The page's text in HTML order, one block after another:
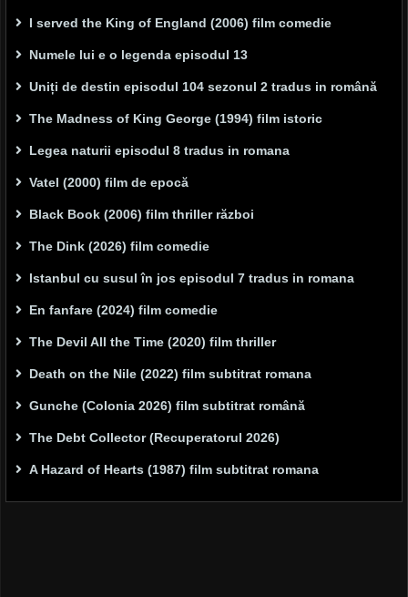
I served the King of England (2006) film comedie
Numele lui e o legenda episodul 13
Uniți de destin episodul 104 sezonul 2 tradus in română
The Madness of King George (1994) film istoric
Legea naturii episodul 8 tradus in romana
Vatel (2000) film de epocă
Black Book (2006) film thriller război
The Dink (2026) film comedie
Istanbul cu susul în jos episodul 7 tradus in romana
En fanfare (2024) film comedie
The Devil All the Time (2020) film thriller
Death on the Nile (2022) film subtitrat romana
Gunche (Colonia 2026) film subtitrat română
The Debt Collector (Recuperatorul 2026)
A Hazard of Hearts (1987) film subtitrat romana